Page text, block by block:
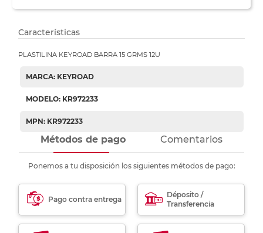
Características
PLASTILINA KEYROAD BARRA 15 GRMS 12U
MARCA: KEYROAD
MODELO: KR972233
MPN: KR972233
Métodos de pago Comentarios
Ponemos a tu disposición los siguientes métodos de pago:
Pago contra entrega
Déposito /
Transferencia